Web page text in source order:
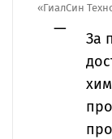
«ГиалСин
За